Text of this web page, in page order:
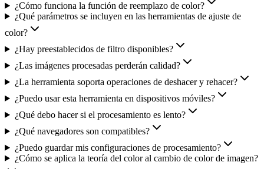
¿Cómo funciona la función de reemplazo de color?
¿Qué parámetros se incluyen en las herramientas de ajuste de
color?
¿Hay preestablecidos de filtro disponibles?
¿Las imágenes procesadas perderán calidad?
¿La herramienta soporta operaciones de deshacer y rehacer?
¿Puedo usar esta herramienta en dispositivos móviles?
¿Qué debo hacer si el procesamiento es lento?
¿Qué navegadores son compatibles?
¿Puedo guardar mis configuraciones de procesamiento?
¿Cómo se aplica la teoría del color al cambio de color de imagen?